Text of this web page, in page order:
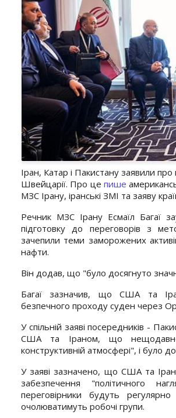
Іран, Катар і Пакистану заявили
Швейцарії. Про це пише
МЗС Ірану, іранські ЗМІ та заяву
Речник МЗС Ірану Есмаїл Багаї
підготовку до переговорів з
зачепили теми заморожених
нафти.
Він додав, що "було досягнуто
Багаї зазначив, що США та
безпечного проходу суден через
У спільній заяві посередників -
США та Іраном, що нещодавно
конструктивній атмосфері", і було
У заяві зазначено, що США та
забезпечення "політичного
переговірники будуть
очолюватимуть робочі групи.